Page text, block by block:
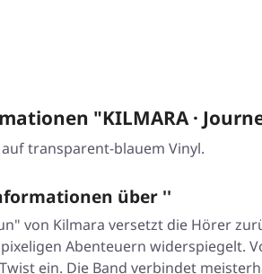
"KILMARA ·
transparent-blauem Vinyl.
über ''
von Kilmara versetzt die Hörer
Abenteuern widerspiegelt.
ein. Die Band verbindet